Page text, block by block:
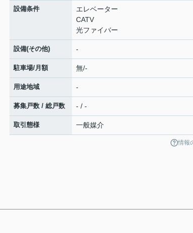
設備条件
エレベーター
CATV
光ファイバー
設備(その他) -
駐車場/月額 無/-
用途地域 -
募集戸数 / 総戸数 - / -
取引態様 一般媒介
情報